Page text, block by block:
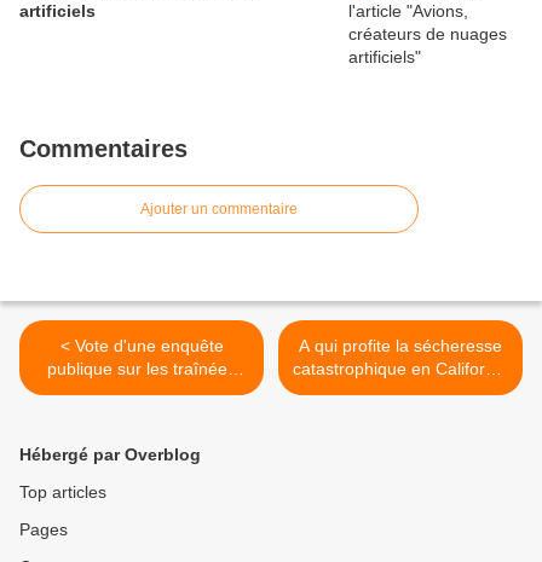
artificiels
Commentaires
Ajouter un commentaire
< Vote d'une enquête
publique sur les traînées
d'avions en Californie du
A qui profite la sécheresse
catastrophique en Californie
? >
Hébergé par Overblog
Top articles
Pages